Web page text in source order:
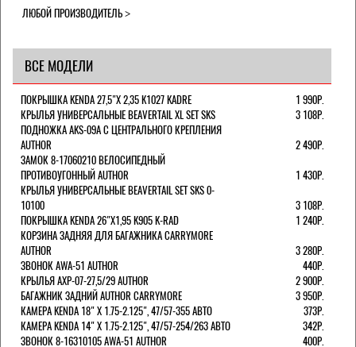
ЛЮБОЙ ПРОИЗВОДИТЕЛЬ
ВСЕ МОДЕЛИ
ПОКРЫШКА KENDA 27,5"Х 2,35 K1027 KADRE
1 990Р.
КРЫЛЬЯ УНИВЕРСАЛЬНЫЕ BEAVERTAIL XL SET SKS
3 108Р.
ПОДНОЖКА AKS-09A C ЦЕНТРАЛЬНОГО КРЕПЛЕНИЯ
AUTHOR
2 490Р.
ЗАМОК 8-17060210 ВЕЛОСИПЕДНЫЙ
ПРОТИВОУГОННЫЙ AUTHOR
1 430Р.
КРЫЛЬЯ УНИВЕРСАЛЬНЫЕ BEAVERTAIL SET SKS 0-
10100
3 108Р.
ПОКРЫШКА KENDA 26"Х1,95 K905 K-RAD
1 240Р.
КОРЗИНА ЗАДНЯЯ ДЛЯ БАГАЖНИКА CARRYMORE
AUTHOR
3 280Р.
ЗВОНОК AWA-51 AUTHOR
440Р.
КРЫЛЬЯ AXP-07-27,5/29 AUTHOR
2 900Р.
БАГАЖНИК ЗАДНИЙ AUTHOR CARRYMORE
3 950Р.
КАМЕРА KENDA 18" Х 1.75-2.125", 47/57-355 АВТО
373Р.
КАМЕРА KENDA 14" Х 1.75-2.125", 47/57-254/263 АВТО
342Р.
ЗВОНОК 8-16310105 AWA-51 AUTHOR
400Р.